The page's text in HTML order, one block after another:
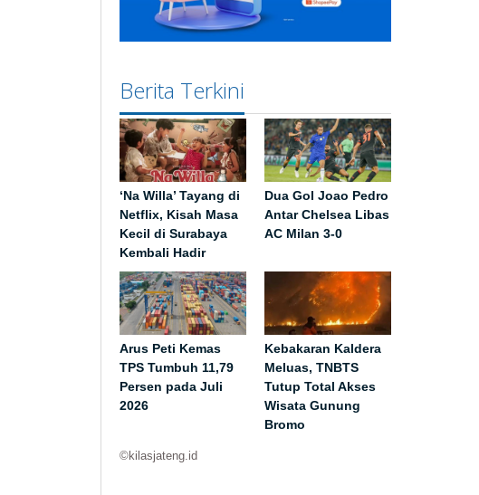
Berita Terkini
‘Na Willa’ Tayang di
Netflix, Kisah Masa
Kecil di Surabaya
Kembali Hadir
Dua Gol Joao Pedro
Antar Chelsea Libas
AC Milan 3-0
Arus Peti Kemas
TPS Tumbuh 11,79
Persen pada Juli
2026
Kebakaran Kaldera
Meluas, TNBTS
Tutup Total Akses
Wisata Gunung
Bromo
©kilasjateng.id